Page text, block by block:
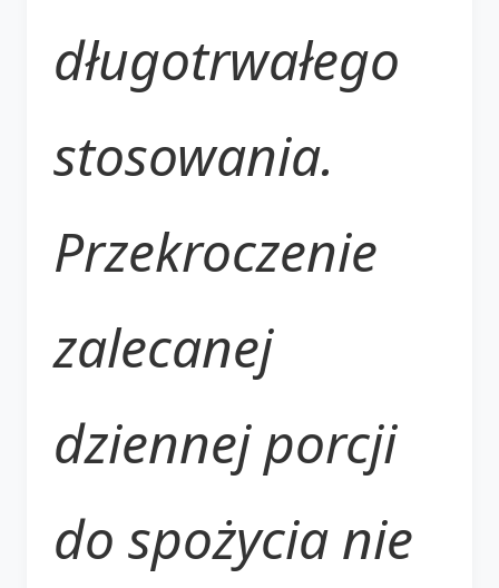
długotrwałego
stosowania.
Przekroczenie
zalecanej
dziennej porcji
do spożycia nie